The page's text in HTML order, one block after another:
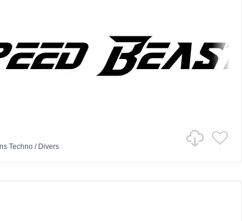
Techno/ Divers